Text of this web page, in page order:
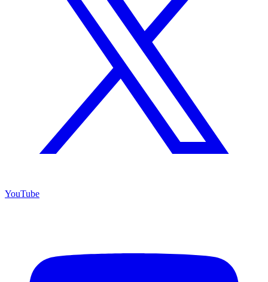
YouTube